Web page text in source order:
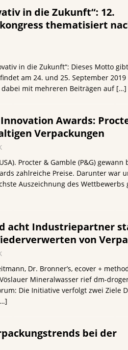
vom leben tag: dm Österreich fördert
EINZELHANDEL
Hautmikrobiom-Forschung:
in die Zukunft“: 12.
thematisiert
in die Zukunft“: Dieses Motto
am 24. und 25. September
mit mehreren Beiträgen auf […]
Awards:
Verpackungen
Procter & Gamble (P&G) gewann
zahlreiche Preise. Darunter war
Auszeichnung des Wettbewerbs
acht Industriepartner
von
Dr. Bronner’s, ecover +
Mineralwasser rief dm-
Die Initiative verfolgt zwei Ziele
bei der